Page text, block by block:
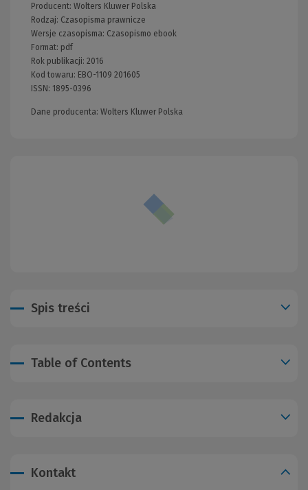
Producent: Wolters Kluwer Polska
Rodzaj: Czasopisma prawnicze
Wersje czasopisma: Czasopismo ebook
Format: pdf
Rok publikacji: 2016
Kod towaru: EBO-1109 201605
ISSN: 1895-0396
Dane producenta: Wolters Kluwer Polska
Spis treści
Table of Contents
Redakcja
Kontakt